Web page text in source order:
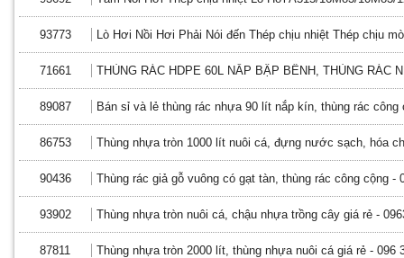
93773 Lò Hơi Nồi Hơi Phải Nói đến Thép chịu nhiệt Thép chịu
71661 THÙNG RÁC HDPE 60L NẮP BẬP BÊNH, THÙNG RÁC
89087 Bán sỉ và lẻ thùng rác nhựa 90 lít nắp kín, thùng rác công
86753 Thùng nhựa tròn 1000 lít nuôi cá, đựng nước sạch, hóa
90436 Thùng rác giả gỗ vuông có gạt tàn, thùng rác công cộng -
93902 Thùng nhựa tròn nuôi cá, chậu nhựa trồng cây giá rẻ -
87811 Thùng nhựa tròn 2000 lít, thùng nhựa nuôi cá giá rẻ - 096